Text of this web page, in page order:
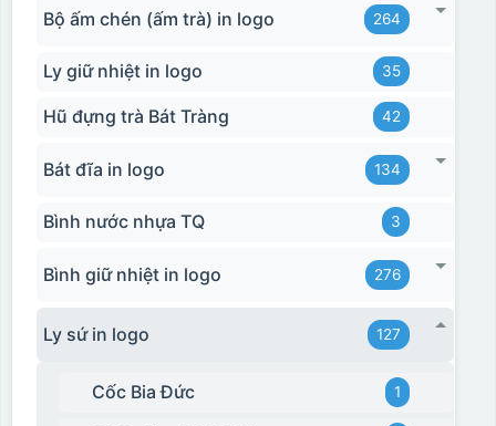
Bộ ấm chén (ấm trà) in logo 264
Ly giữ nhiệt in logo 35
Hũ đựng trà Bát Tràng 42
Bát đĩa in logo 134
Bình nước nhựa TQ 3
Bình giữ nhiệt in logo 276
Ly sứ in logo 127
Cốc Bia Đức 1